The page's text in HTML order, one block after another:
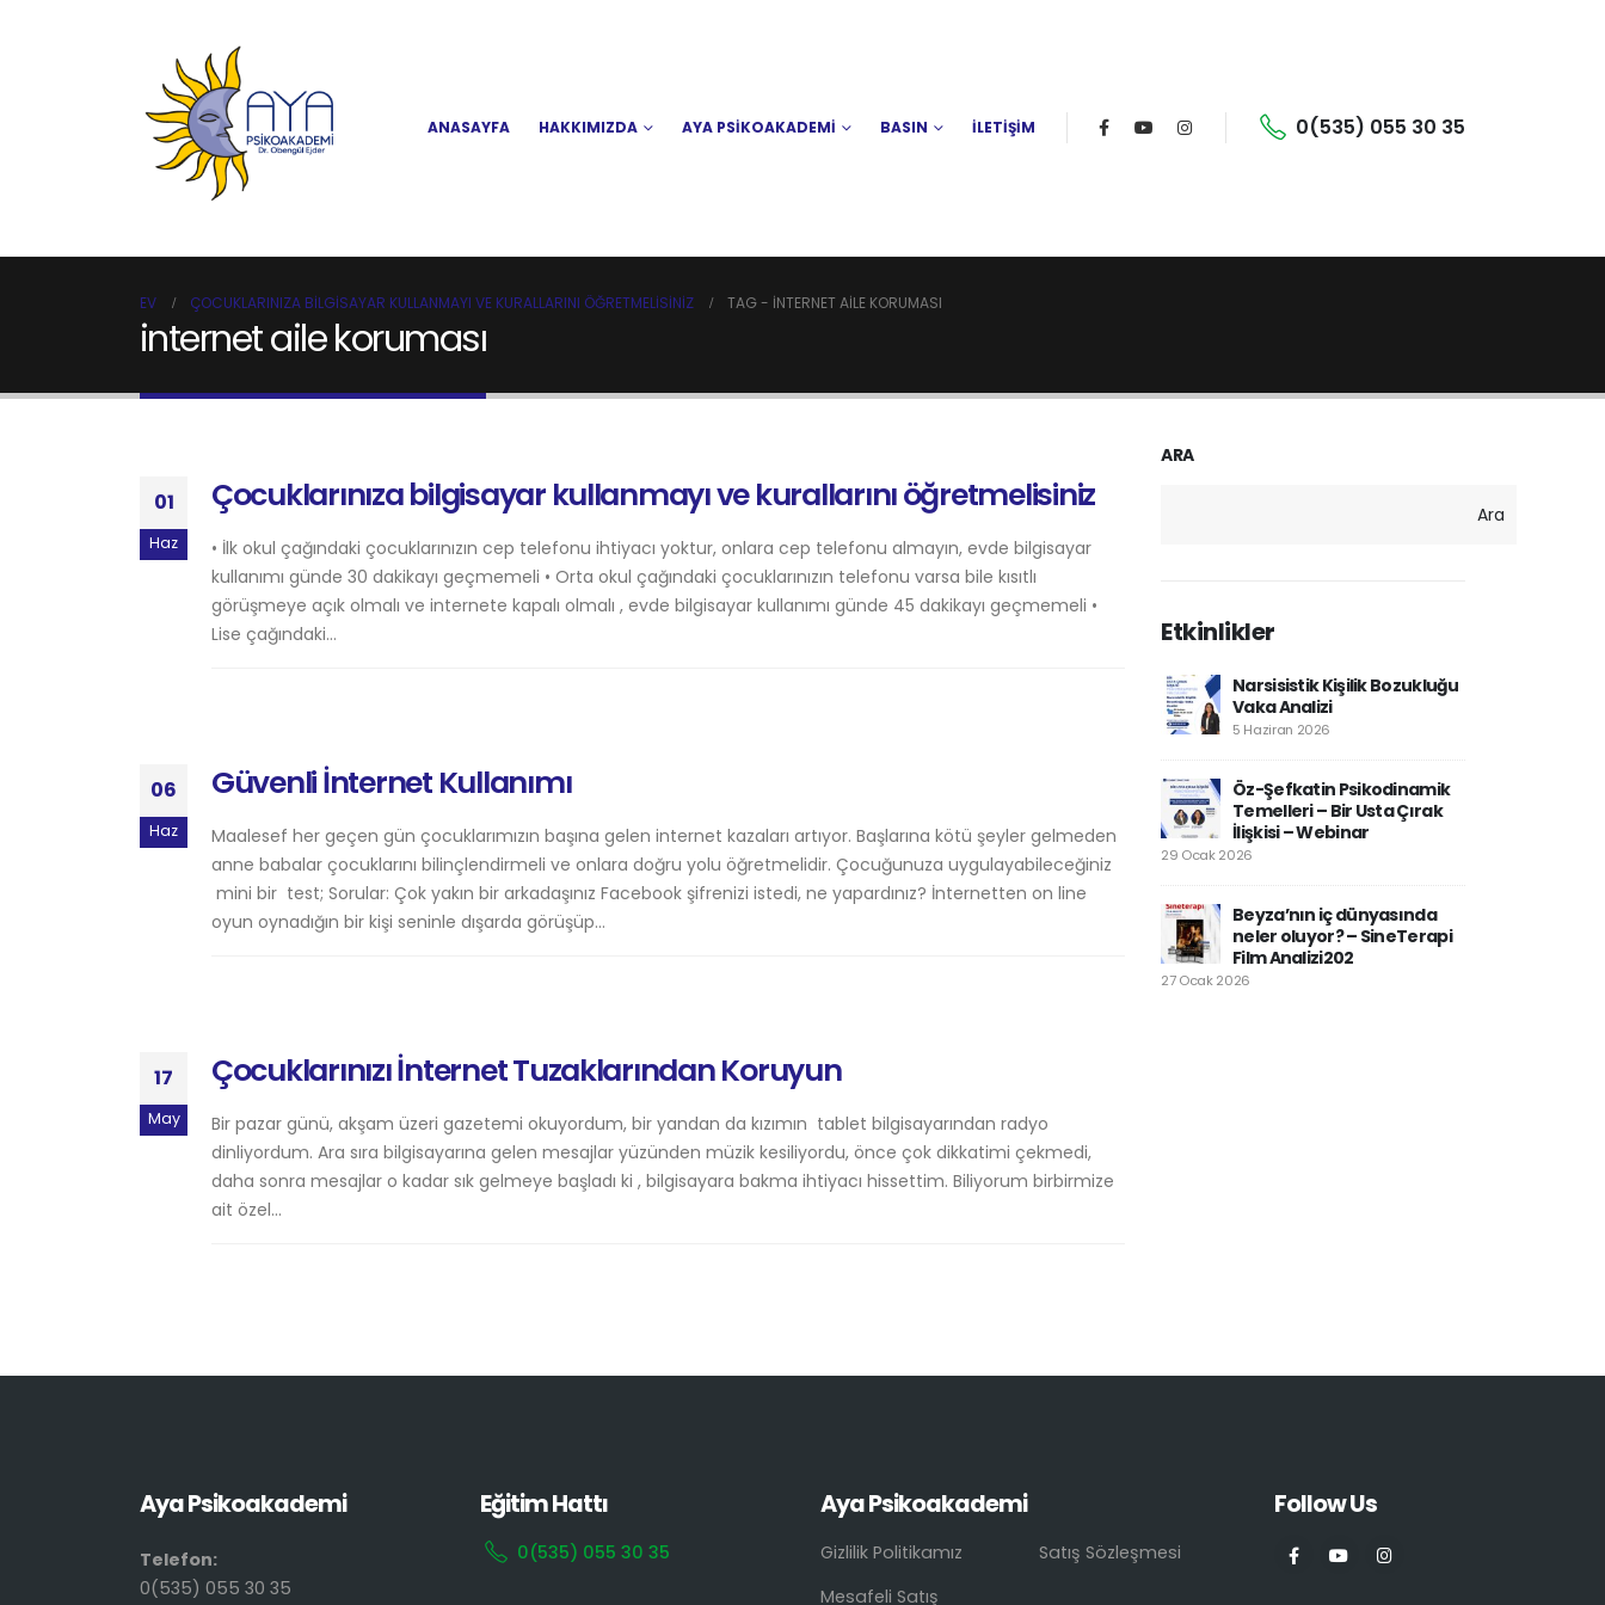
ANASAYFA HAKKIMIZDA AYA PSİKOAKADEMİ BASIN İLETİŞİM 0(535) 055 30 35
EV ÇOCUKLARINIZA BILGISAYAR KULLANMAYI VE KURALLARINI ÖĞRETMELISINIZ TAG - INTERNET AILE KORUMASI
internet aile koruması
01
Haz
Çocuklarınıza bilgisayar kullanmayı ve kurallarını öğretmelisiniz
• İlk okul çağındaki çocuklarınızın cep telefonu ihtiyacı yoktur, onlara cep telefonu almayın, evde bilgisayar
kullanımı günde 30 dakikayı geçmemeli • Orta okul çağındaki çocuklarınızın telefonu varsa bile kısıtlı
görüşmeye açık olmalı ve internete kapalı olmalı , evde bilgisayar kullanımı günde 45 dakikayı geçmemeli •
Lise çağındaki...
06
Haz
Güvenli İnternet Kullanımı
Maalesef her geçen gün çocuklarımızın başına gelen internet kazaları artıyor. Başlarına kötü şeyler gelmeden
anne babalar çocuklarını bilinçlendirmeli ve onlara doğru yolu öğretmelidir. Çocuğunuza uygulayabileceğiniz
mini bir test; Sorular: Çok yakın bir arkadaşınız Facebook şifrenizi istedi, ne yapardınız? İnternetten on line
oyun oynadığın bir kişi seninle dışarda görüşüp...
17
May
Çocuklarınızı İnternet Tuzaklarından Koruyun
Bir pazar günü, akşam üzeri gazetemi okuyordum, bir yandan da kızımın tablet bilgisayarından radyo
dinliyordum. Ara sıra bilgisayarına gelen mesajlar yüzünden müzik kesiliyordu, önce çok dikkatimi çekmedi,
daha sonra mesajlar o kadar sık gelmeye başladı ki , bilgisayara bakma ihtiyacı hissettim. Biliyorum birbirmize
ait özel...
ARA
Ara
Etkinlikler
Narsisistik Kişilik Bozukluğu
Vaka Analizi
5 Haziran 2026
Öz-Şefkatin Psikodinamik
Temelleri – Bir Usta Çırak
İlişkisi – Webinar
29 Ocak 2026
Beyza’nın iç dünyasında
neler oluyor? – SineTerapi
Film Analizi202
27 Ocak 2026
Aya Psikoakademi
Telefon:
0(535) 055 30 35
Eğitim Hattı
0(535) 055 30 35
Aya Psikoakademi
Gizlilik Politikamız
Satış Sözleşmesi
Mesafeli Satış
Follow Us